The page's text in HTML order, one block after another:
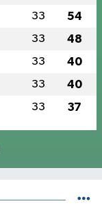
33 54
33 48
33 40
33 40
33 37